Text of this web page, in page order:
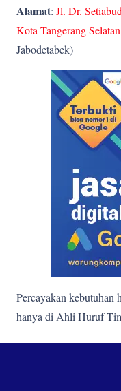
Alamat: Jl. Dr.
Kota Tangerang
Jabodetabek)
Percayakan kebutuhan
hanya di Ahli Huruf